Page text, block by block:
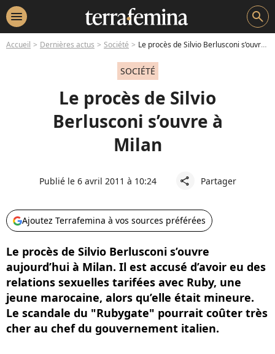
menu search
Accueil Dernières actus Société Le procès de Silvio Berlusconi s’ouvre à Milan
SOCIÉTÉ
Le procès de Silvio
Berlusconi s’ouvre à
Milan
Publié le 6 avril 2011 à 10:24 share Partager
Ajoutez Terrafemina à vos sources préférées
Le procès de Silvio Berlusconi s’ouvre
aujourd’hui à Milan. Il est accusé d’avoir eu des
relations sexuelles tarifées avec Ruby, une
jeune marocaine, alors qu’elle était mineure.
Le scandale du "Rubygate" pourrait coûter très
cher au chef du gouvernement italien.